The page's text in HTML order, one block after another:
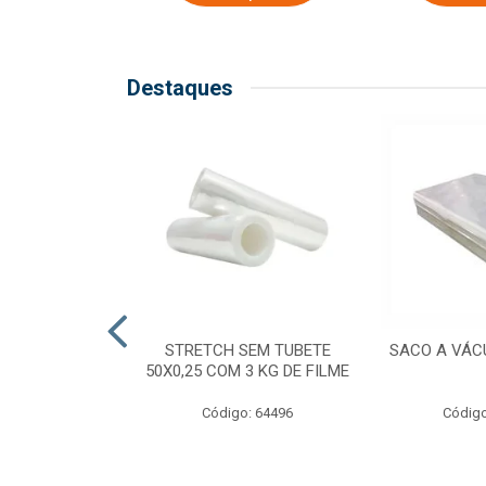
Destaques
STRETCH SEM TUBETE
50X0,25 COM 3 KG DE FILME
Código: 64496
SACO A